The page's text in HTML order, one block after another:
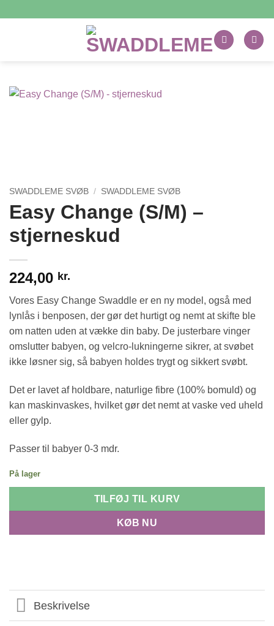
SWADDLEME SVØB / SWADDLEME SVØB
Easy Change (S/M) –
stjerneskud
224,00 kr.
Vores Easy Change Swaddle er en ny model, også med
lynlås i benposen, der gør det hurtigt og nemt at skifte ble
om natten uden at vække din baby. De justerbare vinger
omslutter babyen, og velcro-lukningerne sikrer, at svøbet
ikke løsner sig, så babyen holdes trygt og sikkert svøbt.
Det er lavet af holdbare, naturlige fibre (100% bomuld) og
kan maskinvaskes, hvilket gør det nemt at vaske ved uheld
eller gylp.
Passer til babyer 0-3 mdr.
På lager
TILFØJ TIL KURV
KØB NU
Beskrivelse